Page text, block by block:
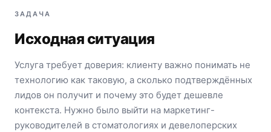
ЗАДАЧА
Исходная ситуация
Услуга требует доверия: клиенту важно понимать не
технологию как таковую, а сколько подтверждённых
лидов он получит и почему это будет дешевле
контекста. Нужно было выйти на маркетинг-
руководителей в стоматологиях и девелоперских